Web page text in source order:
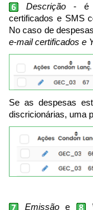
Descrição - é
certificados e SMS
No caso de
e-mail certificados e
Se as despesas
discricionárias, uma
Emissãoe